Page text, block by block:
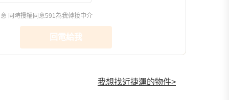
樣品屋(8) 環境圖(7)
同時授權同意591為我轉接中介
回電給我
我想找近捷運的物件>